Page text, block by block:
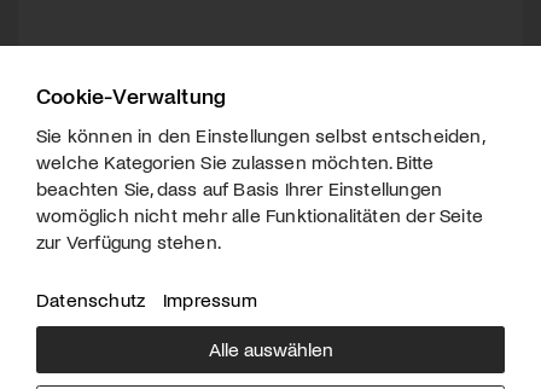
Cookie-Verwaltung
Sie können in den Einstellungen selbst entscheiden,
welche Kategorien Sie zulassen möchten. Bitte
beachten Sie, dass auf Basis Ihrer Einstellungen
womöglich nicht mehr alle Funktionalitäten der Seite
zur Verfügung stehen.
Datenschutz Impressum
Alle auswählen